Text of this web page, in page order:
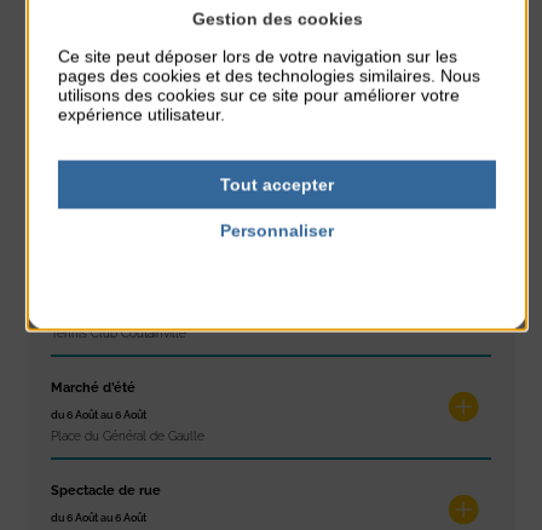
Réveil musculaire
du 3 Août au 7 Août
Plage du passous
du 3 Août au 7 Août
Tennis Club Coutainville
Marché d’été
du 6 Août au 6 Août
Place du Général de Gaulle
Spectacle de rue
du 6 Août au 6 Août
Gestion des cookies
Ce site peut déposer lors de votre navigation sur les
pages des cookies et des technologies similaires. Nous
utilisons des cookies sur ce site pour améliorer votre
expérience utilisateur.
Tout accepter
Personnaliser